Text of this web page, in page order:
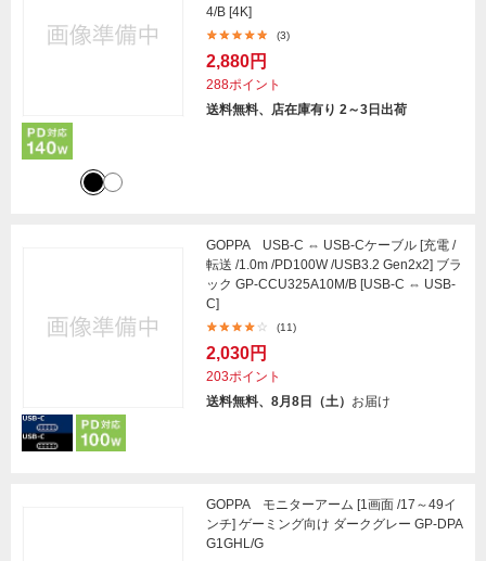
4/B [4K]
(3)
2,880円
288ポイント
送料無料、店在庫有り 2～3日出荷
GOPPA USB-C ⇔ USB-Cケーブル [充電 /
転送 /1.0m /PD100W /USB3.2 Gen2x2] ブラ
ック GP-CCU325A10M/B [USB-C ⇔ USB-
C]
(11)
2,030円
203ポイント
送料無料、8月8日（土） お届け
GOPPA モニターアーム [1画面 /17～49イ
ンチ] ゲーミング向け ダークグレー GP-DPA
G1GHL/G